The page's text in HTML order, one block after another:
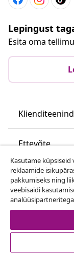
Lepingust
Esita oma
Ettevõte
vidaXL
Vaata rohkem
Kasutame
reklaamide
pakkumiseks ning
veebisaidi